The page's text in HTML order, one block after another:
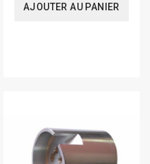
AJOUTER AU PANIER